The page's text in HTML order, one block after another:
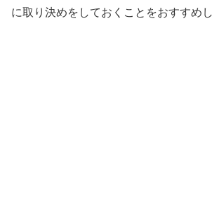
に取り決めをしておくことをおすすめし